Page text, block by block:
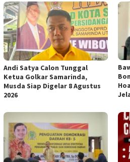
Andi Satya Calon Tunggal
Ketua Golkar Samarinda,
Musda Siap Digelar 8 Agustus
2026